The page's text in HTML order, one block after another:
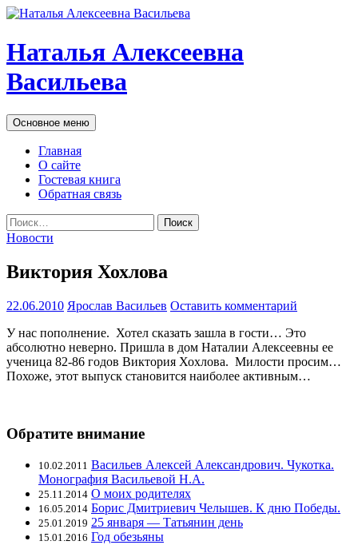
Наталья Алексеевна
Васильева
Поиск
Основное меню Перейти
к
Главная
О сайте
Гостевая книга
Обратная связь
Найти:
Новости
Виктория Хохлова
22.06.2010 Ярослав Васильев Оставить комментарий
У нас пополнение. Хотел сказать зашла в гости… Это
абсолютно неверно. Пришла в дом Наталии Алексеевны ее
ученица 82-86 годов Виктория Хохлова. Милости просим…
Похоже, этот выпуск становится наиболее активным…
Обратите внимание
10.02.2011 Васильев Алексей Александрович. Чукотка.
Монография Васильевой Н.А.
25.11.2014 О моих родителях
16.05.2014 Борис Дмитриевич Челышев. К дню Победы.
25.01.2019 25 января — Татьянин день
15.01.2016 Год обезьяны